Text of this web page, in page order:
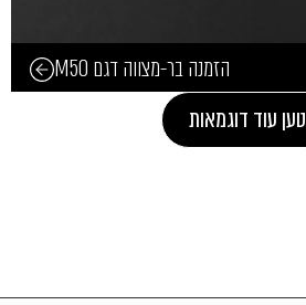
הזמנה בר-מצווה דגם M50
טען עוד דוגמאות